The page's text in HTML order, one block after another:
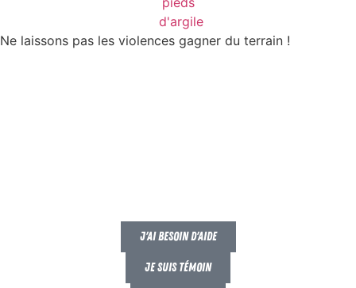
Ne laissons pas les violences gagner du terrain !
J'ai besoin d'aide
Je suis témoin